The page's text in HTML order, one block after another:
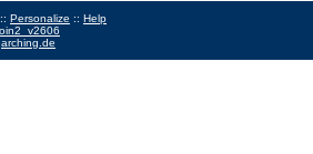
:: Personalize :: Help